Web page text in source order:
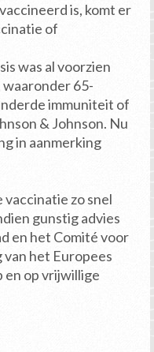
is, komt er
of
was al voorzien
65-
immuniteit of
& Johnson. Nu
in aanmerking
vaccinatie zo snel
gunstig advies
en het Comité voor
het Europees
en op vrijwillige